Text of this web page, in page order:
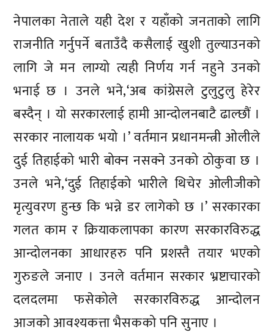
नेपालका नेताले यही देश र यहाँको जनताको लागि
राजनीति गर्नुपर्ने बताउँदै कसैलाई खुशी तुल्याउनको
लागि जे मन लाग्यो त्यही निर्णय गर्न नहुने उनको
भनाई छ । उनले भने,‘अब कांग्रेसले टुलुटुलु हेरेर
बस्दैन् । यो सरकारलाई हामी आन्दोलनबाटै ढाल्छौं ।
सरकार नालायक भयो ।’ वर्तमान प्रधानमन्त्री ओलीले
दुई तिहाईको भारी बोक्न नसक्ने उनको ठोकुवा छ ।
उनले भने,‘दुई तिहाईको भारीले थिचेर ओलीजीको
मृत्युवरण हुन्छ कि भन्ने डर लागेको छ ।’ सरकारका
गलत काम र क्रियाकलापका कारण सरकारविरुद्ध
आन्दोलनका आधारहरु पनि प्रशस्तै तयार भएको
गुरुङले जनाए । उनले वर्तमान सरकार भ्रष्टाचारको
दलदलमा फसेकोले सरकारविरुद्ध आन्दोलन
आजको आवश्यकत्ता भैसकको पनि सुनाए ।